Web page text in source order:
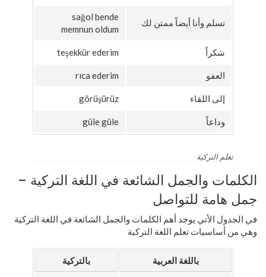
تسلم وأنا أيضاً ممتن لك
sağol bende
memnun oldum
شكراً teşekkür ederim
العفو rıca ederim
إلى اللقاء görüşürüz
وداعاً güle güle
تعلم التركية
الكلمات والجمل الشائعة في اللغة التركية –
جمل هامة للتواصل
في الجدول الأتي يوجد أهم الكلمات والجمل الشائعة في اللغة التركية
وهي من أساسيات تعلم اللغة التركية
باللغة العربية بالتركية